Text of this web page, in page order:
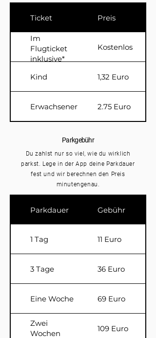
Ticket Preis
Im
Flugticket
inklusive*
Kostenlos
Kind 1,32 Euro
Erwachsener 2.75 Euro
Parkgebühr
Du zahlst nur so viel, wie du wirklich
parkst. Lege in der App deine Parkdauer
fest und wir berechnen den Preis
minutengenau.
Parkdauer Gebühr
1 Tag 11 Euro
3 Tage 36 Euro
Eine Woche 69 Euro
Zwei
Wochen
109 Euro